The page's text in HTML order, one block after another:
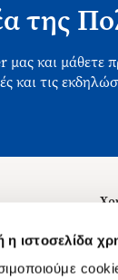
η ιστοσελίδα
της
και μάθετε
και τις